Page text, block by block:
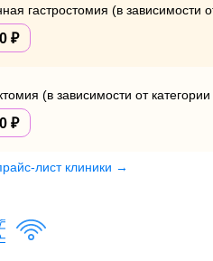
гастростомия (в зависимости
(в зависимости от
лист клиники →